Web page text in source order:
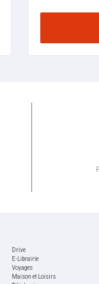
Drive
E-Librairie
Voyages
Maison et Loisirs